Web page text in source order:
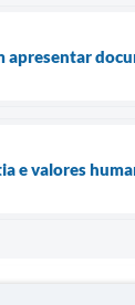
e valores